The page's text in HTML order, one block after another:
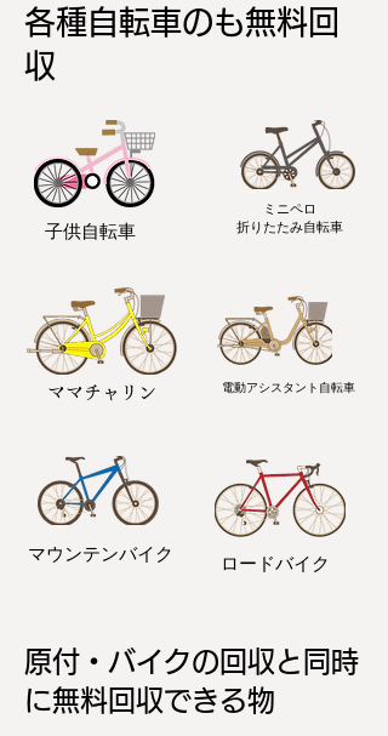
各種自転車のも無料回
収
子供自転車
ミニペロ
​折りたたみ自転車
ママチャリン 電動アシスタント自転車
マウンテンバイク ロードバイク
原付・バイクの回収と同時
に無料回収できる物